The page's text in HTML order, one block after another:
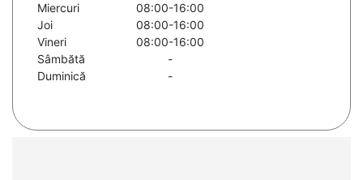
Miercuri
08:00-16:00
Joi
08:00-16:00
Vineri
08:00-16:00
Sâmbătă
-
Duminică
-